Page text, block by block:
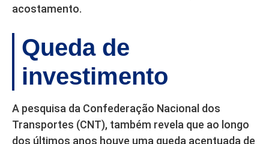
acostamento.
Queda de
investimento
A pesquisa da Confederação Nacional dos
Transportes (CNT), também revela que ao longo
dos últimos anos houve uma queda acentuada de